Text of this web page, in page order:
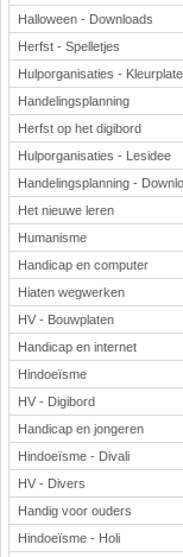
Halloween - Downloads
Herfst - Spelletjes
Hulporganisaties -
Handelingsplanning
Herfst op het digibord
Hulporganisaties - Lesidee
Handelingsplanning -
Het nieuwe leren
Humanisme
Handicap en computer
Hiaten wegwerken
HV - Bouwplaten
Handicap en internet
Hindoeïsme
HV - Digibord
Handicap en jongeren
Hindoeïsme - Divali
HV - Divers
Handig voor ouders
Hindoeïsme - Holi